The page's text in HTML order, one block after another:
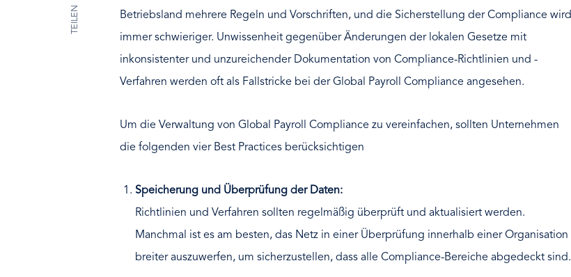
TEILEN
Betriebsland mehrere Regeln und Vorschriften, und die Sicherstellung der Compliance wird
immer schwieriger. Unwissenheit gegenüber Änderungen der lokalen Gesetze mit
inkonsistenter und unzureichender Dokumentation von Compliance-Richtlinien und -
Verfahren werden oft als Fallstricke bei der Global Payroll Compliance angesehen.
Um die Verwaltung von Global Payroll Compliance zu vereinfachen, sollten Unternehmen
die folgenden vier Best Practices berücksichtigen
Speicherung und Überprüfung der Daten:
Richtlinien und Verfahren sollten regelmäßig überprüft und aktualisiert werden.
Manchmal ist es am besten, das Netz in einer Überprüfung innerhalb einer Organisation
breiter auszuwerfen, um sicherzustellen, dass alle Compliance-Bereiche abgedeckt sind.